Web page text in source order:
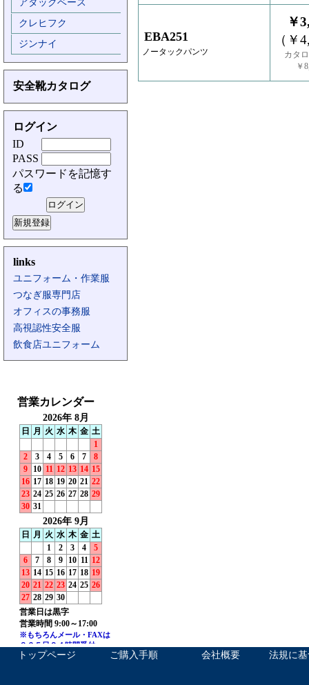
アタックベース
クレヒフク
ジンナイ
安全靴カタログ
ログイン
ID
PASS
パスワードを記憶す
る
links
ユニフォーム・作業服
つなぎ服専門店
オフィスの事務服
高視認性安全服
飲食店ユニフォーム
EBA251
ノータックパンツ
￥
（￥
カタ
￥
トップページ ご購入手順 会社概要 法規に